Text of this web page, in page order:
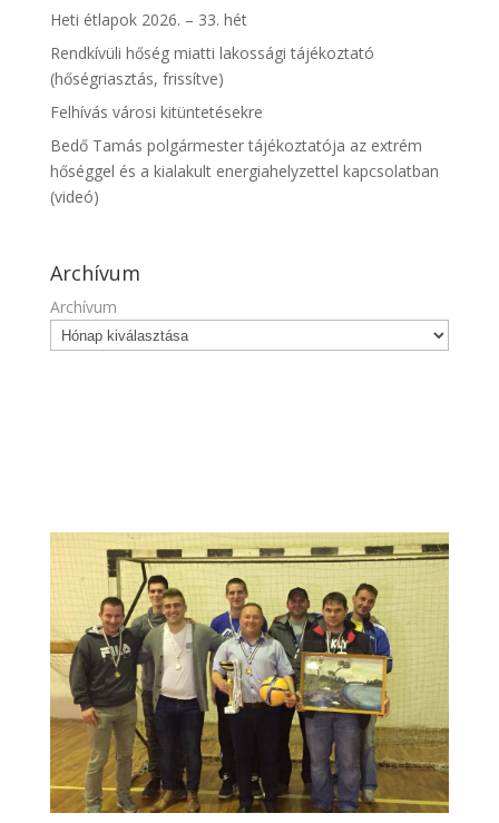
Heti étlapok 2026. – 33. hét
Rendkívüli hőség miatti lakossági tájékoztató
(hőségriasztás, frissítve)
Felhívás városi kitüntetésekre
Bedő Tamás polgármester tájékoztatója az extrém
hőséggel és a kialakult energiahelyzettel kapcsolatban
(videó)
Archívum
Archívum